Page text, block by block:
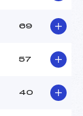
69
57
40